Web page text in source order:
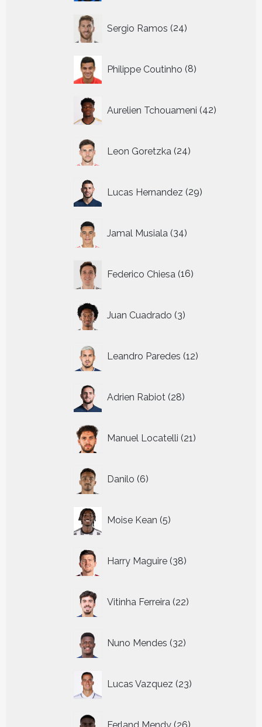
Sergio Ramos 24
producten
Philippe Coutinho 8
producten
Aurelien Tchouameni 42
producten
Leon Goretzka 24
producten
Lucas Hernandez 29
producten
Jamal Musiala 34
producten
Federico Chiesa 16
producten
Juan Cuadrado 3
producten
Leandro Paredes 12
producten
Adrien Rabiot 28
producten
Manuel Locatelli 21
producten
Danilo 6
producten
Moise Kean 5
producten
Harry Maguire 38
producten
Vitinha Ferreira 22
producten
Nuno Mendes 32
producten
Lucas Vazquez 23
producten